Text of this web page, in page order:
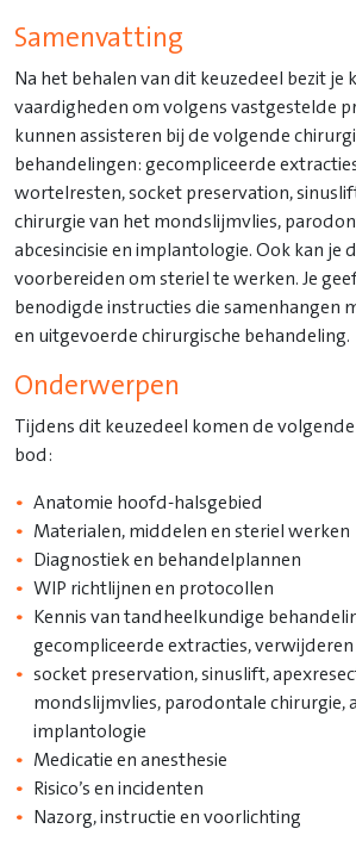
Samenvatting
Na het behalen van dit keuzedeel bezit je
vaardigheden om volgens vastgestelde
kunnen assisteren bij de volgende
behandelingen: gecompliceerde
wortelresten, socket preservation,
chirurgie van het mondslijmvlies,
abcesincisie en implantologie. Ook kan je
voorbereiden om steriel te werken. Je
benodigde instructies die samenhangen
en uitgevoerde chirurgische behandeling.
Onderwerpen
Tijdens dit keuzedeel komen de
bod:
Anatomie hoofd-halsgebied
Materialen, middelen en steriel werken
Diagnostiek en behandelplannen
WIP richtlijnen en protocollen
Kennis van tandheelkundige
gecompliceerde extracties,
socket preservation, sinuslift,
mondslijmvlies, parodontale chirurgie,
implantologie
Medicatie en anesthesie
Risico’s en incidenten
Nazorg, instructie en voorlichting